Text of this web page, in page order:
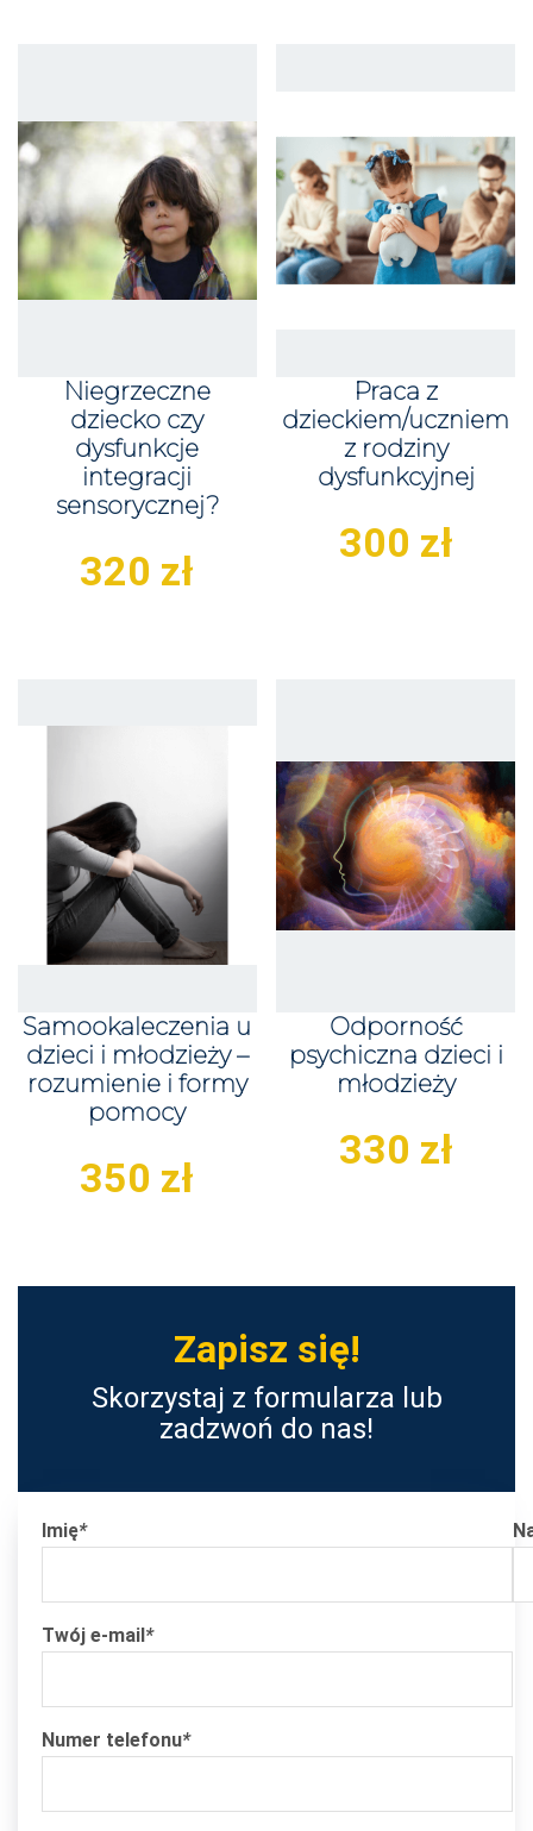
Niegrzeczne
dziecko czy
dysfunkcje
integracji
sensorycznej?
320 zł
Praca z
dzieckiem/uczniem
z rodziny
dysfunkcyjnej
300 zł
Samookaleczenia u
dzieci i młodzieży –
rozumienie i formy
pomocy
350 zł
Odporność
psychiczna dzieci i
młodzieży
330 zł
Zapisz się!
Skorzystaj z formularza lub
zadzwoń do nas!
Imię*
Twój e-mail*
Numer telefonu*